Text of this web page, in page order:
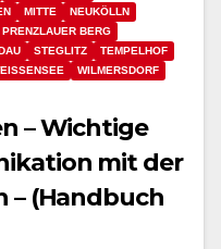
MITTE
NEUKÖLLN
PRENZLAUER BERG
STEGLITZ
TEMPELHOF
WILMERSDORF
mit der
– (Handbuch